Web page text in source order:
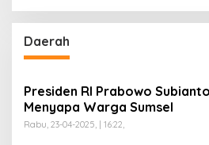
Daerah
Presiden RI Prabowo
Menyapa Warga Sumsel
Rabu, 23-04-2025, | 16:22,